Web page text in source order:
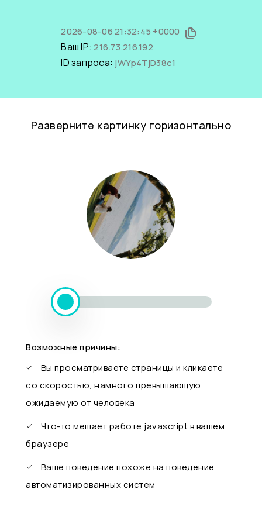
2026-08-06 21:32:45 +0000
Ваш IP:216.73.216.192
ID запроса: jWYp4TjD38c1
Разверните картинку горизонтально
Возможные причины:
Вы просматриваете страницы и кликаете
со скоростью, намного превышающую
ожидаемую от человека
Что-то мешает работе javascript в вашем
браузере
Ваше поведение похоже на поведение
автоматизированных систем